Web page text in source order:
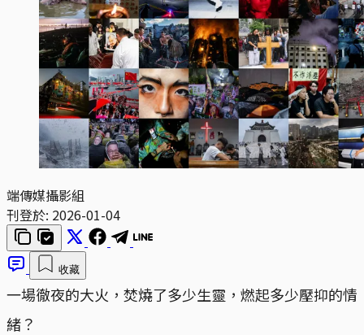
端傳媒攝影組
刊登於: 2026-01-04
收藏
一場徹夜的大火，焚燒了多少生靈，燃起多少壓抑的情
緒？